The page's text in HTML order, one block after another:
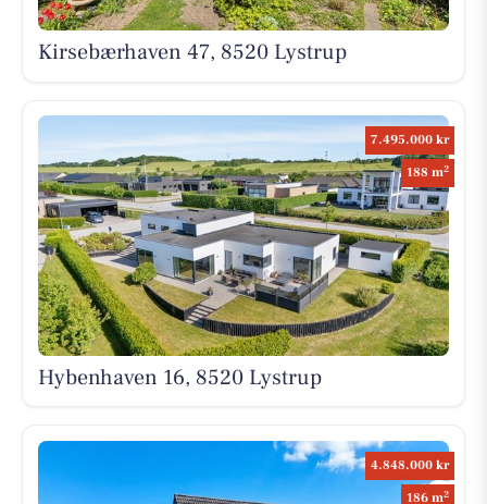
Kirsebærhaven 47, 8520 Lystrup
7.495.000 kr
188 m2
Hybenhaven 16, 8520 Lystrup
4.848.000 kr
186 m2